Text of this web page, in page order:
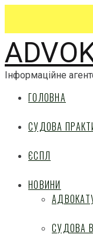
Інформаційне
ГОЛОВНА
СУДОВА
ЄСПЛ
НОВИНИ
СУДОВА